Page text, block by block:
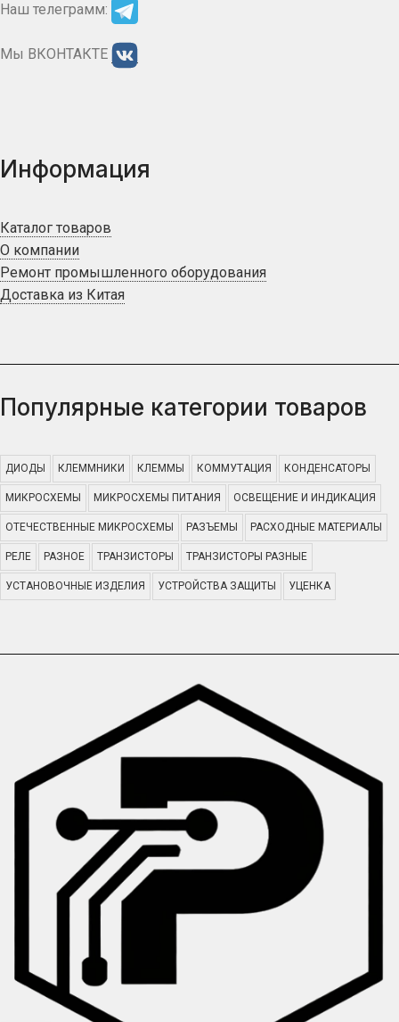
Наш телеграмм:
Мы ВКОНТАКТЕ
Информация
Каталог товаров
О компании
Ремонт промышленного оборудования
Доставка из Китая
Популярные категории товаров
ДИОДЫ КЛЕММНИКИ КЛЕММЫ КОММУТАЦИЯ КОНДЕНСАТОРЫ
МИКРОСХЕМЫ МИКРОСХЕМЫ ПИТАНИЯ ОСВЕЩЕНИЕ И ИНДИКАЦИЯ
ОТЕЧЕСТВЕННЫЕ МИКРОСХЕМЫ РАЗЪЕМЫ РАСХОДНЫЕ МАТЕРИАЛЫ
РЕЛЕ РАЗНОЕ ТРАНЗИСТОРЫ ТРАНЗИСТОРЫ РАЗНЫЕ
УСТАНОВОЧНЫЕ ИЗДЕЛИЯ УСТРОЙСТВА ЗАЩИТЫ УЦЕНКА